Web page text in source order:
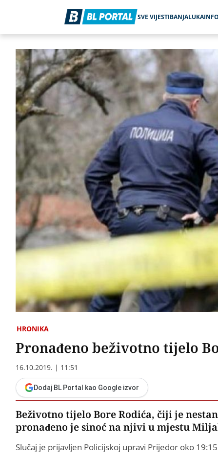
SVE VIJESTIBANJALUKAINFO
HRONIKA
Pronađeno beživotno tijelo
16.10.2019. | 11:51
Dodaj BL Portal kao Google izvor
Beživotno tijelo Bore Rodića, čiji je
pronađeno je sinoć na njivi u mjestu
Slučaj je prijavljen Policijskoj upravi Prijedor oko